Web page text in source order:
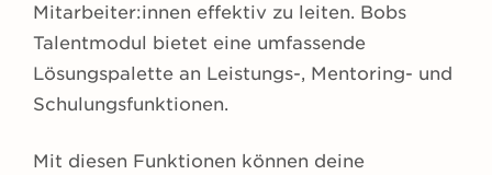
Mitarbeiter:innen effektiv zu leiten. Bobs
Talentmodul bietet eine umfassende
Lösungspalette an Leistungs-, Mentoring- und
Schulungsfunktionen.
Mit diesen Funktionen können deine